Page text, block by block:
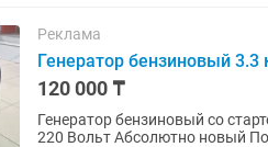
Реклама
Генератор бензиновый 3.3
120 000 ₸
Генератор бензиновый со стартером и